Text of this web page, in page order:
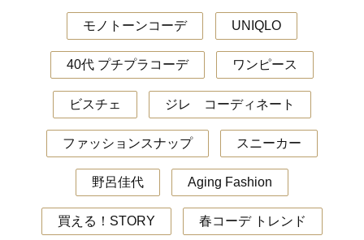
モノトーンコーデ UNIQLO
40代 プチプラコーデ ワンピース
ビスチェ ジレ コーディネート
ファッションスナップ スニーカー
野呂佳代 Aging Fashion
買える！STORY 春コーデ トレンド